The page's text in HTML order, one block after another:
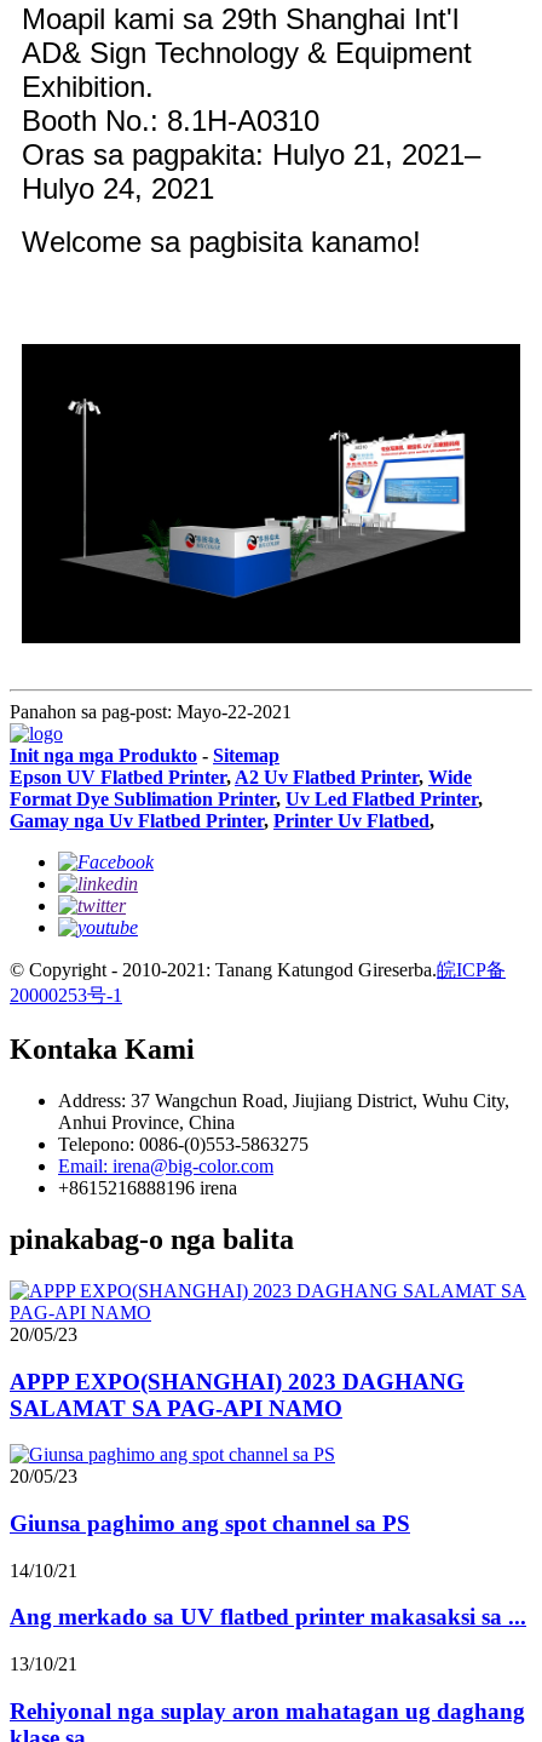
Moapil kami sa 29th Shanghai Int'l
AD& Sign Technology & Equipment
Exhibition.
Booth No.: 8.1H-A0310
Oras sa pagpakita: Hulyo 21, 2021–
Hulyo 24, 2021
Welcome sa pagbisita kanamo!
Panahon sa pag-post: Mayo-22-2021
Init nga mga Produkto - Sitemap
Epson UV Flatbed Printer, A2 Uv Flatbed Printer, Wide
Format Dye Sublimation Printer, Uv Led Flatbed Printer,
Gamay nga Uv Flatbed Printer, Printer Uv Flatbed,
© Copyright - 2010-2021: Tanang Katungod Gireserba.皖ICP备
20000253号-1
Kontaka Kami
Address: 37 Wangchun Road, Jiujiang District, Wuhu City,
Anhui Province, China
Telepono: 0086-(0)553-5863275
Email: irena@big-color.com
+8615216888196 irena
pinakabag-o nga balita
20/05/23
APPP EXPO(SHANGHAI) 2023 DAGHANG
SALAMAT SA PAG-API NAMO
20/05/23
Giunsa paghimo ang spot channel sa PS
14/10/21
Ang merkado sa UV flatbed printer makasaksi sa ...
13/10/21
Rehiyonal nga suplay aron mahatagan ug daghang